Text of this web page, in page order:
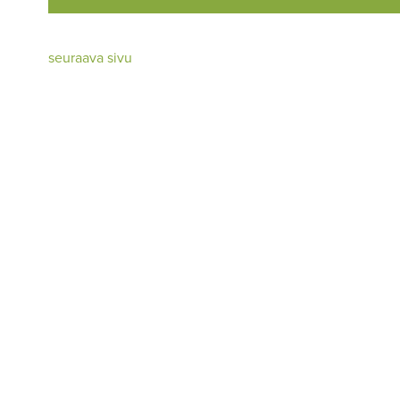
seuraava sivu